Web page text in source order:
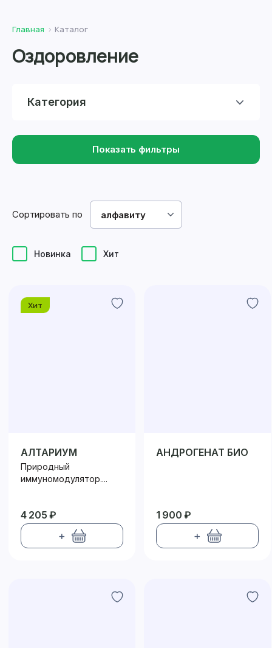
Главная Каталог
Оздоровление
Категория
Показать фильтры
Новинка Хит
Сортировать по алфавиту
Хит
АЛТАРИУМ
Природный
иммуномодулятор....
4 205 ₽
+
АНДРОГЕНАТ БИО
1 900 ₽
+